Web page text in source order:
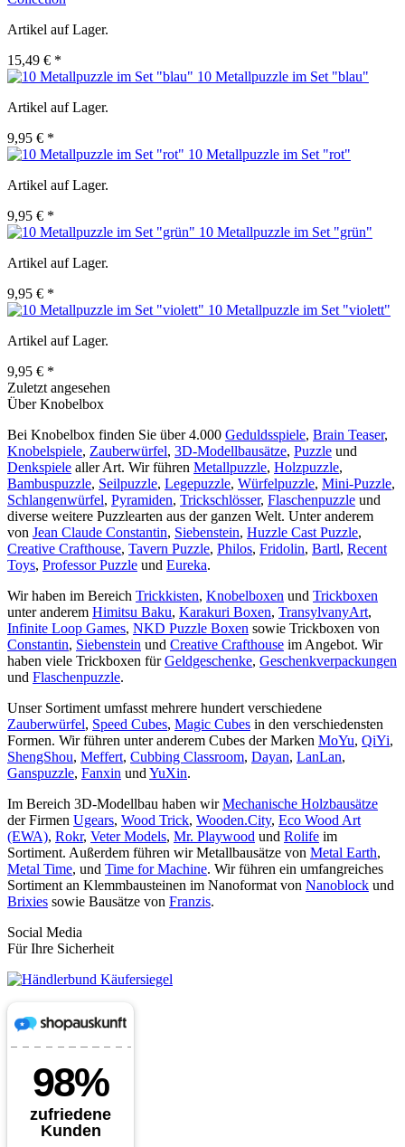
Artikel auf Lager.
15,49 € *
10 Metallpuzzle im Set "blau"
Artikel auf Lager.
9,95 € *
10 Metallpuzzle im Set "rot"
Artikel auf Lager.
9,95 € *
10 Metallpuzzle im Set "grün"
Artikel auf Lager.
9,95 € *
10 Metallpuzzle im Set "violett"
Artikel auf Lager.
9,95 € *
Zuletzt angesehen
Über Knobelbox
Bei Knobelbox finden Sie über 4.000 Geduldsspiele, Brain Teaser,
Knobelspiele, Zauberwürfel, 3D-Modellbausätze, Puzzle und
Denkspiele aller Art. Wir führen Metallpuzzle, Holzpuzzle,
Bambuspuzzle, Seilpuzzle, Legepuzzle, Würfelpuzzle, Mini-Puzzle,
Schlangenwürfel, Pyramiden, Trickschlösser, Flaschenpuzzle und
diverse weitere Puzzlearten aus der ganzen Welt. Unter anderem
von Jean Claude Constantin, Siebenstein, Huzzle Cast Puzzle,
Creative Crafthouse, Tavern Puzzle, Philos, Fridolin, Bartl, Recent
Toys, Professor Puzzle und Eureka.
Wir haben im Bereich Trickkisten, Knobelboxen und Trickboxen
unter anderem Himitsu Baku, Karakuri Boxen, TransylvanyArt,
Infinite Loop Games, NKD Puzzle Boxen sowie Trickboxen von
Constantin, Siebenstein und Creative Crafthouse im Angebot. Wir
haben viele Trickboxen fürGeldgeschenke, Geschenkverpackungen
und Flaschenpuzzle.
Unser Sortiment umfasst mehrere hundert verschiedene
Zauberwürfel, Speed Cubes, Magic Cubes in den verschiedensten
Formen. Wir führen unter anderem Cubes der Marken MoYu, QiYi,
ShengShou, Meffert, Cubbing Classroom, Dayan, LanLan,
Ganspuzzle, Fanxin und YuXin.
Im Bereich 3D-Modellbau haben wirMechanische Holzbausätze
der Firmen Ugears, Wood Trick, Wooden.City, Eco Wood Art
(EWA), Rokr, Veter Models, Mr. Playwood und Rolife im
Sortiment. Außerdem führen wir Metallbausätze von Metal Earth,
Metal Time, und Time for Machine. Wir führen ein umfangreiches
Sortiment an Klemmbausteinen im Nanoformat von Nanoblock und
Brixies sowie Bausätze von Franzis.
Social Media
Für Ihre Sicherheit